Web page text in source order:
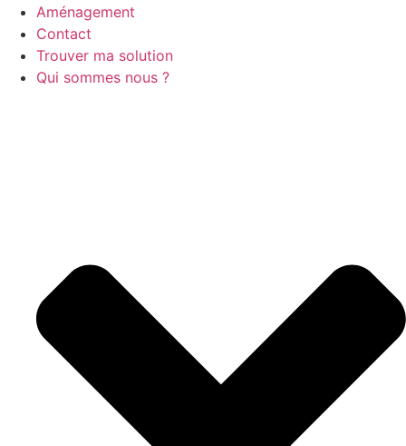
Aménagement
Contact
Trouver ma solution
Qui sommes nous ?